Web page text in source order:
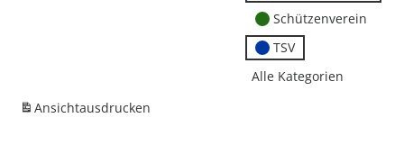
Schützenverein
TSV
Alle Kategorien
Ansichtausdrucken